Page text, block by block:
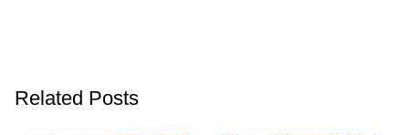
Related Posts